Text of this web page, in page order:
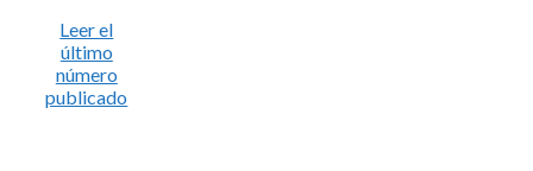
Leer el
último
número
publicado